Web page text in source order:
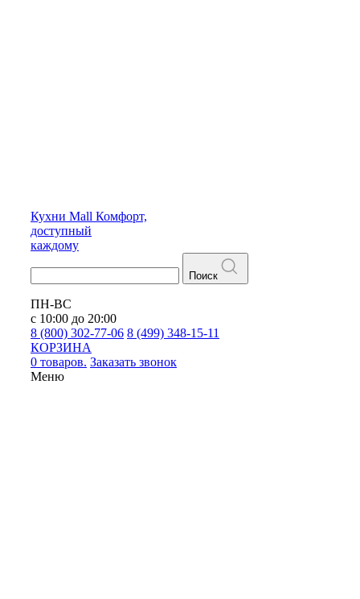
Кухни Mall Комфорт,
доступный
каждому
Поиск
ПН-ВС
с 10:00 до 20:00
8 (800) 302-77-06 8 (499) 348-15-11
КОРЗИНА
0 товаров. Заказать звонок
Меню